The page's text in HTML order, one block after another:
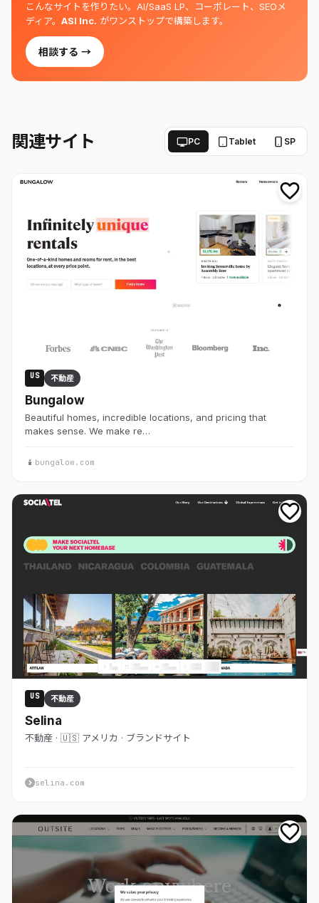
こんなサイトを作りたい。AI/SaaS LP、コーポレート、SEOメ
ディア。 ASI Inc. がワンストップで構築します。
相談する →
関連サイト PC Tablet SP
US 不動産
Bungalow
Beautiful homes, incredible locations, and pricing that
makes sense. We make re…
bungalow.com
US 不動産
Selina
不動産 · 🇺🇸 アメリカ · ブランドサイト
selina.com